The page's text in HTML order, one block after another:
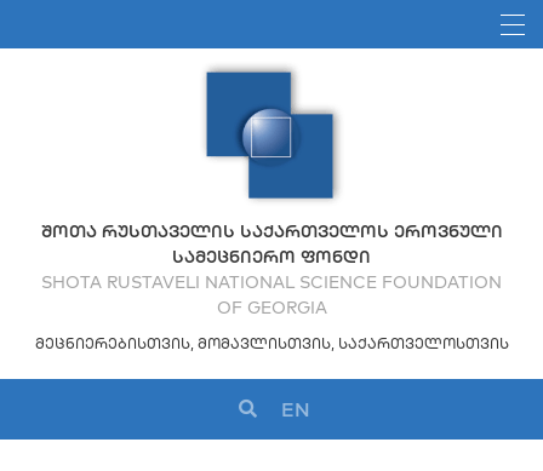
ᲨᲝᲗᲐ ᲠᲣᲡᲗᲐᲕᲔᲚᲘᲡ ᲡᲐᲥᲐᲠᲗᲕᲔᲚᲝᲡ ᲔᲠᲝᲕᲜᲣᲚᲘ
ᲡᲐᲛᲔᲪᲜᲘᲔᲠᲝ ᲤᲝᲜᲓᲘ
SHOTA RUSTAVELI NATIONAL SCIENCE FOUNDATION
OF GEORGIA
ᲛᲔᲪᲜᲘᲔᲠᲔᲑᲘᲡᲗᲕᲘᲡ, ᲛᲝᲛᲐᲕᲚᲘᲡᲗᲕᲘᲡ, ᲡᲐᲥᲐᲠᲗᲕᲔᲚᲝᲡᲗᲕᲘᲡ
EN